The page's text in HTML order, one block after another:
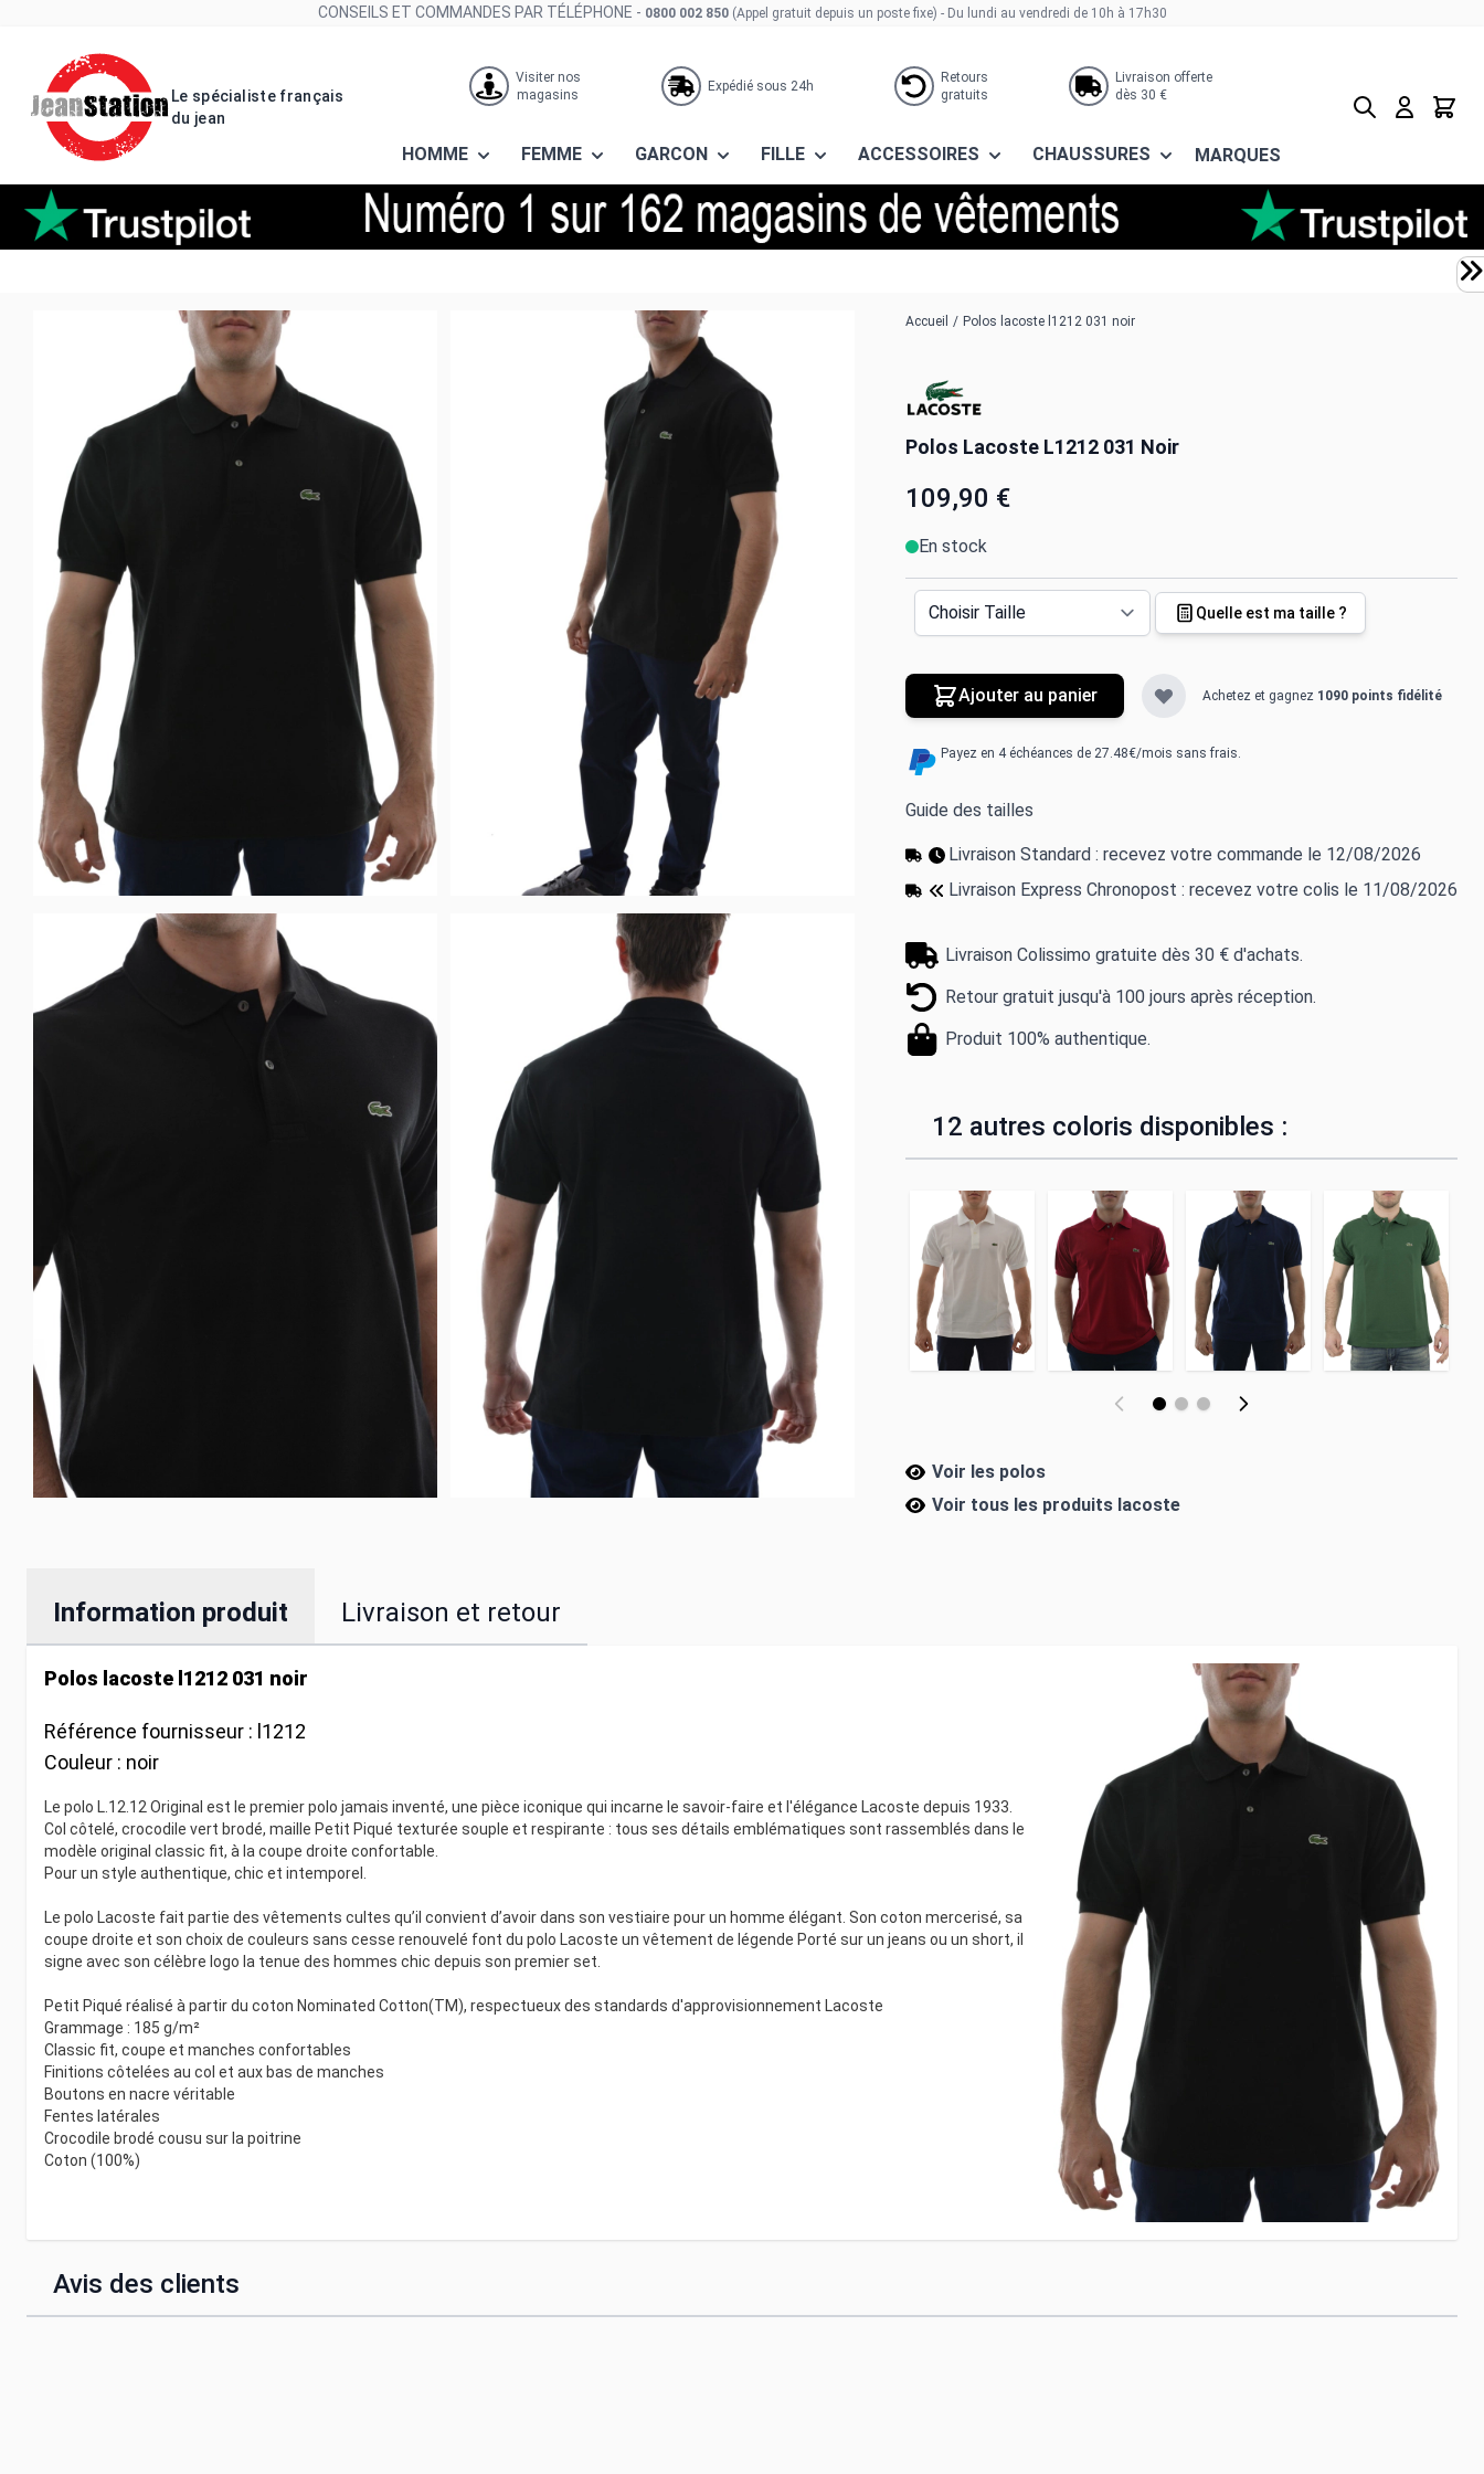
CONSEILS ET COMMANDES PAR TÉLÉPHONE - 0800 002 850 (Appel gratuit depuis un poste fixe) - Du lundi au vendredi de 10h à 17h30
Le spécialiste français
du jean
Visiter nos
magasins
Expédié sous 24h
Retours
gratuits
Livraison offerte
dès 30 €
HOMME FEMME GARCON FILLE ACCESSOIRES CHAUSSURES MARQUES
Rechercher
Panier
Polos lacoste l1212 031 noir Accueil / Polos lacoste l1212 031 noir
Polos Lacoste L1212 031 Noir
109,90 €
En stock
Quelle est ma taille ?
Ajouter au panier Achetez et gagnez 1090 points fidélité
Payez en 4 échéances de 27.48€/mois sans frais.
Guide des tailles
Livraison Standard : recevez votre commande le 12/08/2026
Livraison Express Chronopost : recevez votre colis le 11/08/2026
Livraison Colissimo gratuite dès 30 € d'achats.
Retour gratuit jusqu'à 100 jours après réception.
Produit 100% authentique.
12 autres coloris disponibles :
Voir les polos
Voir tous les produits lacoste
Information produit Livraison et retour
Polos lacoste l1212 031 noir
Référence fournisseur : l1212
Couleur : noir
Le polo L.12.12 Original est le premier polo jamais inventé, une pièce iconique qui incarne le savoir-faire et l'élégance Lacoste depuis 1933.
Col côtelé, crocodile vert brodé, maille Petit Piqué texturée souple et respirante : tous ses détails emblématiques sont rassemblés dans le
modèle original classic fit, à la coupe droite confortable.
Pour un style authentique, chic et intemporel.
Le polo Lacoste fait partie des vêtements cultes qu’il convient d’avoir dans son vestiaire pour un homme élégant. Son coton mercerisé, sa
coupe droite et son choix de couleurs sans cesse renouvelé font du polo Lacoste un vêtement de légende Porté sur un jeans ou un short, il
signe avec son célèbre logo la tenue des hommes chic depuis son premier set.
Petit Piqué réalisé à partir du coton Nominated Cotton(TM), respectueux des standards d'approvisionnement Lacoste
Grammage : 185 g/m²
Classic fit, coupe et manches confortables
Finitions côtelées au col et aux bas de manches
Boutons en nacre véritable
Fentes latérales
Crocodile brodé cousu sur la poitrine
Coton (100%)
Avis des clients